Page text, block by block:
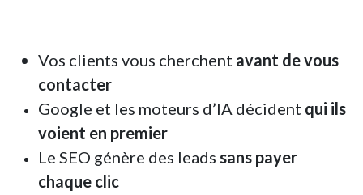
Vos clients vous cherchent avant de vous
contacter
Google et les moteurs d’IA décident qui ils
voient en premier
Le SEO génère des leads sans payer
chaque clic